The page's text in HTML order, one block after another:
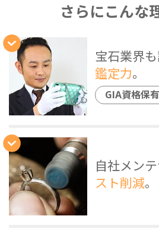
さらにこんな
宝石業界
鑑定力。
GIA資格保有
自社メン
スト削減。